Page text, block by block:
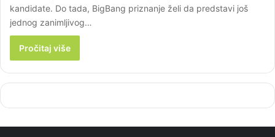
kandidate. Do tada, BigBang priznanje želi da predstavi još
jednog zanimljivog…
Pročitaj više